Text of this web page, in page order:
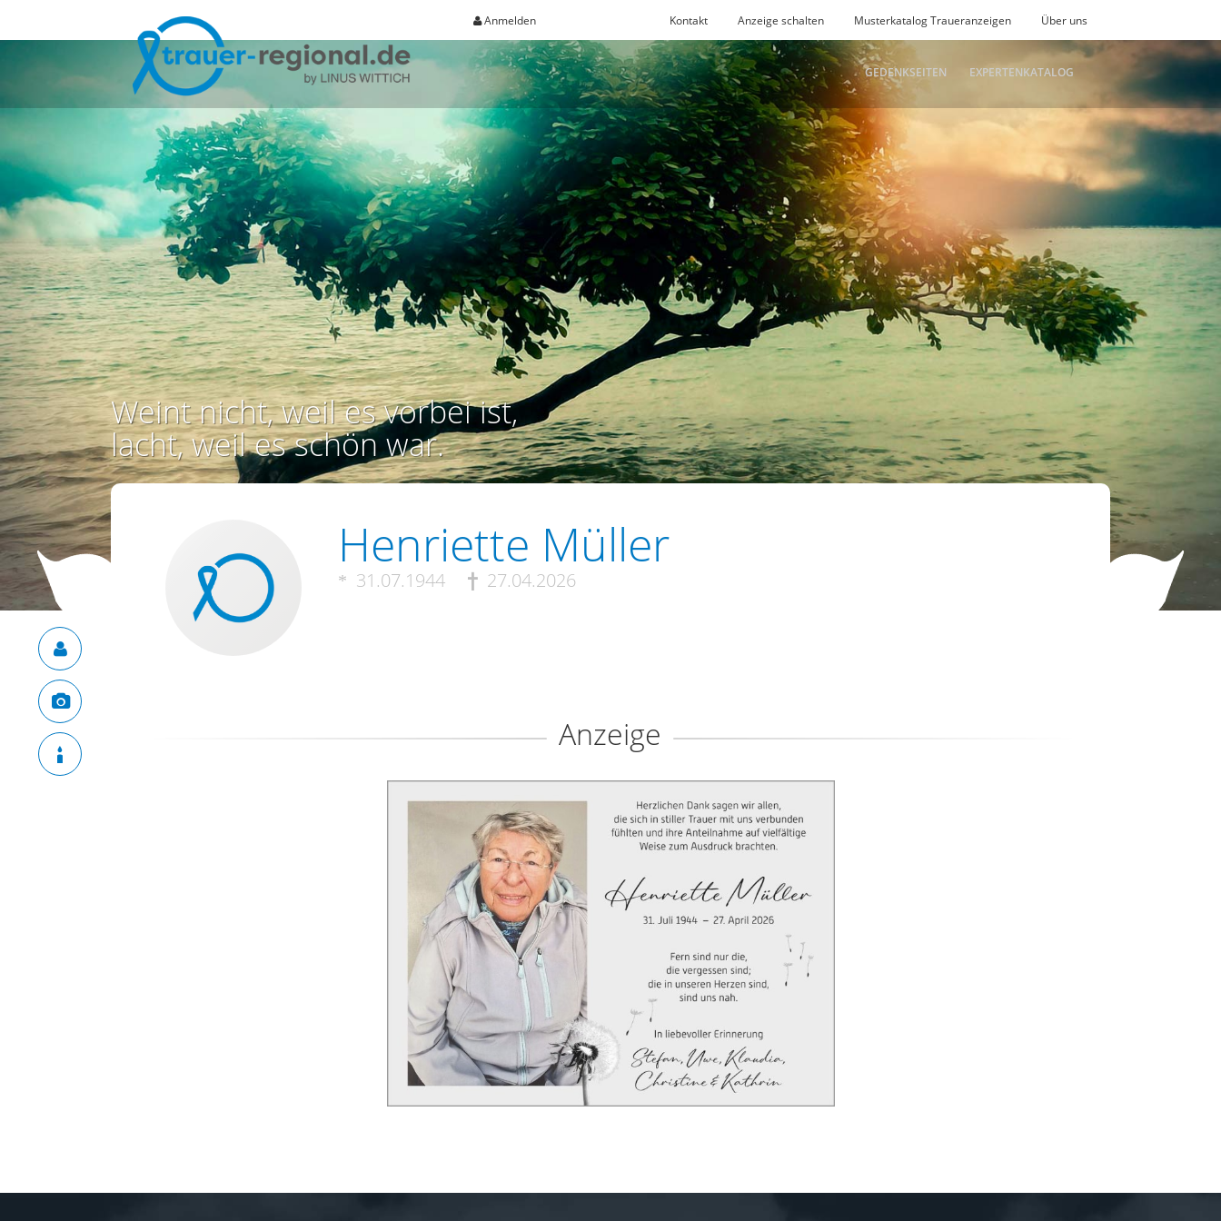
Anmelden Kontakt Anzeige schalten Musterkatalog Traueranzeigen Über uns
GEDENKSEITEN EXPERTENKATALOG
Weint nicht, weil es vorbei ist,
lacht, weil es schön war.
Henriette Müller
31.07.1944 27.04.2026
Anzeige